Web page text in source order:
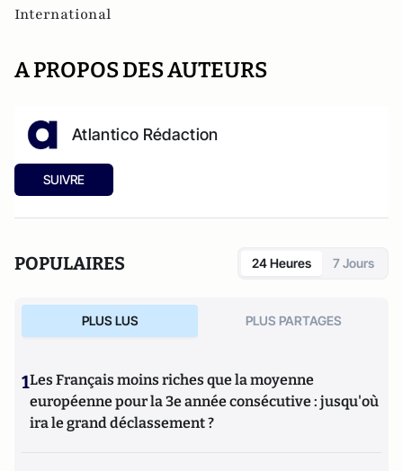
International
A PROPOS DES AUTEURS
Atlantico Rédaction
SUIVRE
POPULAIRES 24 Heures 7 Jours
PLUS LUS PLUS PARTAGES
1Les Français moins riches que la moyenne
européenne pour la 3e année consécutive : jusqu'où
ira le grand déclassement ?